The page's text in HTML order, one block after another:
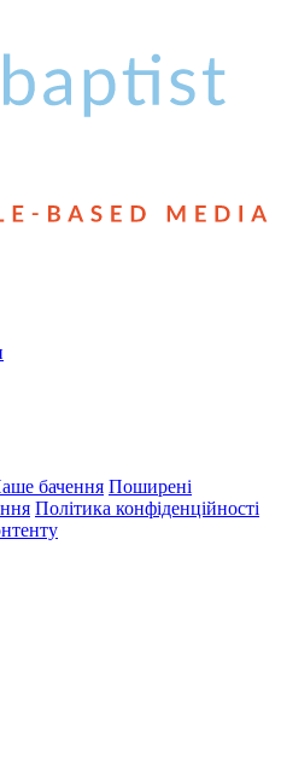
бачення Поширені
Політика конфіденційності